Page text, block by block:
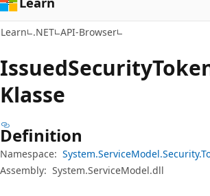
Learn .NET API-Browser
IssuedSecurity
Klasse
Definition
Namespace:
Assembly: System.ServiceModel.dll